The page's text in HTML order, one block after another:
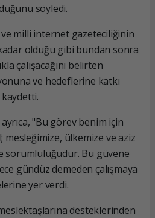
söyledi.
milli internet gazeteciliğinin
olduğu gibi bundan sonra
çalışacağını belirten
ve hedeflerine katkı
"Bu görev benim için
mesleğimize, ülkemize ve aziz
sorumluluğudur. Bu güvene
gündüz demeden çalışmaya
yer verdi.
desteklerinden